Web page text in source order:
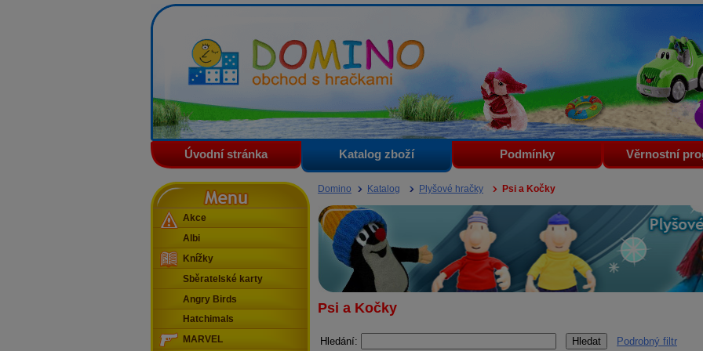
Domino - obchod s hračkami
Úvodní stránka Katalog zboží Podmínky Věrnostní
Domino Katalog Plyšové hračky Psi a Kočky
Psi a Kočky
Hledání: Podrobný filtr
Menu
Akce
Albi
Knížky
Sběratelské karty
Angry Birds
Hatchimals
MARVEL